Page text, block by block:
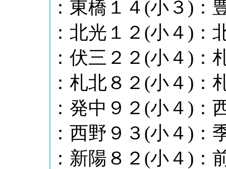
：東橋１４(小３)：
：北光１２(小４)：
：伏三２２(小４)：
：札北８２(小４)：
：発中９２(小４)：
：西野９３(小４)：
：新陽８２(小４)：